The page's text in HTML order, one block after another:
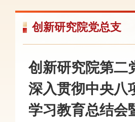
创新研究院党总支
创新研究院第二
深入贯彻中央八
学习教育总结会